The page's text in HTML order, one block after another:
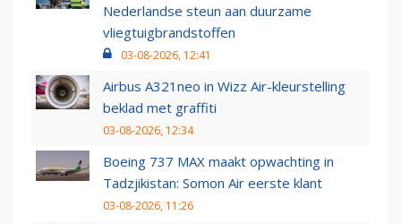
Nederlandse steun aan duurzame
vliegtuigbrandstoffen
03-08-2026, 12:41
Airbus A321neo in Wizz Air-kleurstelling
beklad met graffiti
03-08-2026, 12:34
Boeing 737 MAX maakt opwachting in
Tadzjikistan: Somon Air eerste klant
03-08-2026, 11:26